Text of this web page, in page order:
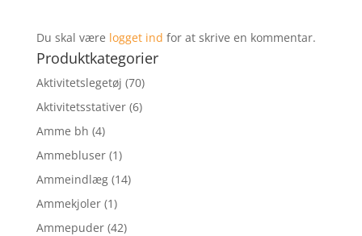
Du skal være logget ind for at skrive en kommentar.
Produktkategorier
Aktivitetslegetøj (70)
Aktivitetsstativer (6)
Amme bh (4)
Ammebluser (1)
Ammeindlæg (14)
Ammekjoler (1)
Ammepuder (42)